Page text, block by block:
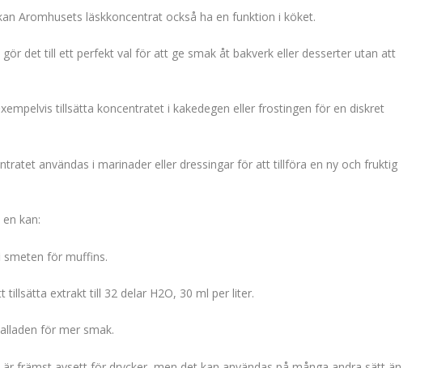
Aromhusets läskkoncentrat också ha en funktion i köket.
det till ett perfekt val för att ge smak åt bakverk eller desserter utan att
tillsätta koncentratet i kakedegen eller frostingen för en diskret
användas i marinader eller dressingar för att tillföra en ny och fruktig
kan:
smeten för muffins.
tillsätta extrakt till 32 delar H2O, 30 ml per liter.
för mer smak.